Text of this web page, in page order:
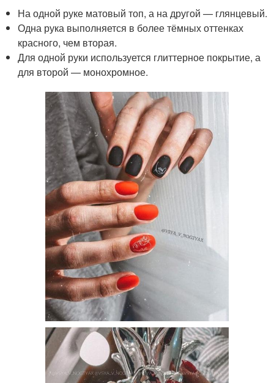
На одной руке матовый топ, а на другой — глянцевый.
Одна рука выполняется в более тёмных оттенках
красного, чем вторая.
Для одной руки используется глиттерное покрытие, а
для второй — монохромное.